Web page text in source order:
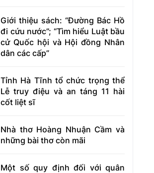
Giới thiệu sách: “Đường Bác Hồ
đi cứu nước”; “Tìm hiểu Luật bầu
cử Quốc hội và Hội đồng Nhân
dân các cấp”
Tỉnh Hà Tĩnh tổ chức trọng thể
Lễ truy điệu và an táng 11 hài
cốt liệt sĩ
Nhà thơ Hoàng Nhuận Cầm và
những bài thơ còn mãi
Một số quy định đối với quân